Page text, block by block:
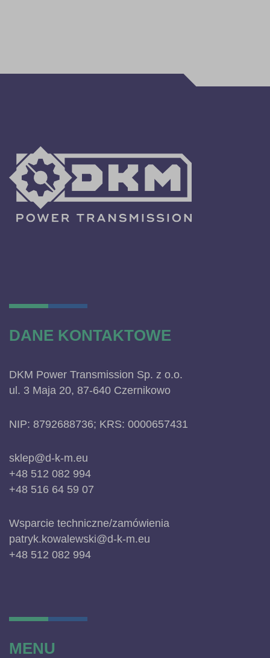
DANE KONTAKTOWE
DKM Power Transmission Sp. z o.o.
ul. 3 Maja 20, 87-640 Czernikowo
NIP: 8792688736; KRS: 0000657431
sklep@d-k-m.eu
+48 512 082 994
+48 516 64 59 07
Wsparcie techniczne/zamówienia
patryk.kowalewski@d-k-m.eu
+48 512 082 994
MENU